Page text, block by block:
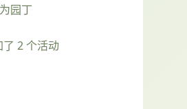
园丁
2 个活动